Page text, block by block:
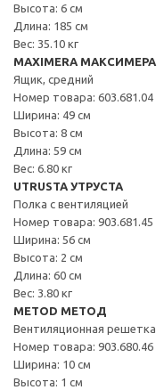
Высота: 6 см
Длина: 185 см
Вес: 35.10 кг
MAXIMERA МАКСИМЕРА
Ящик, средний
Номер товара: 603.681.04
Ширина: 49 см
Высота: 8 см
Длина: 59 см
Вес: 6.80 кг
UTRUSTA УТРУСТА
Полка с вентиляцией
Номер товара: 903.681.45
Ширина: 56 см
Высота: 2 см
Длина: 60 см
Вес: 3.80 кг
METOD МЕТОД
Вентиляционная решетка
Номер товара: 903.680.46
Ширина: 10 см
Высота: 1 см